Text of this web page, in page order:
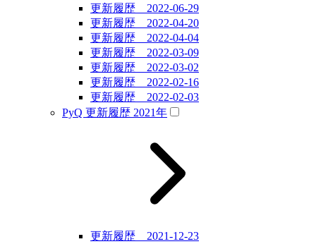
更新履歴 2022-06-29
更新履歴 2022-04-20
更新履歴 2022-04-04
更新履歴 2022-03-09
更新履歴 2022-03-02
更新履歴 2022-02-16
更新履歴 2022-02-03
PyQ 更新履歴 2021年
更新履歴 2021-12-23